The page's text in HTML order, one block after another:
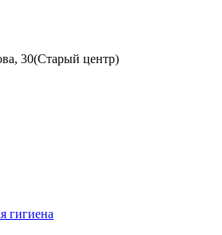
30(Старый центр)
гигиена